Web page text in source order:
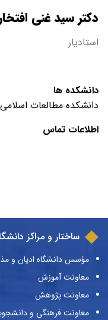
دکتر سید غنی
استادیار
دانشکده ها
دانشکده مطالعات اسلامی
اطلاعات تماس
ساختار و مراکز
مؤسس دانشگاه ادیان و
معاونت آموزش
معاونت پژوهش
معاونت فرهنگی و